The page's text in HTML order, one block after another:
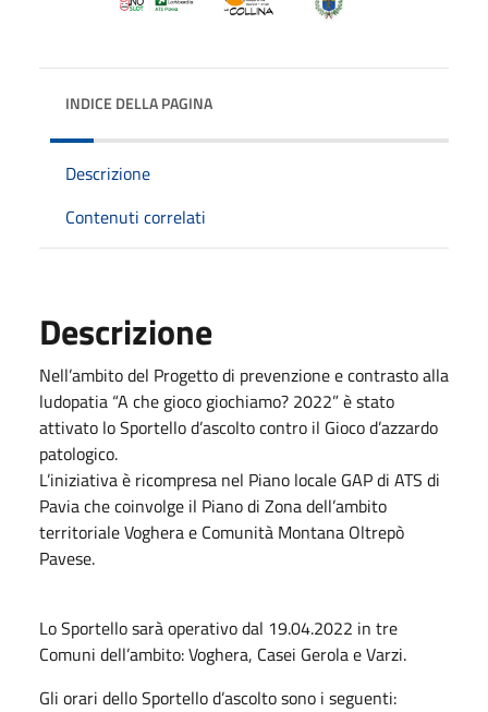
INDICE DELLA PAGINA
Descrizione
Contenuti correlati
Descrizione
Nell’ambito del Progetto di prevenzione e contrasto alla
ludopatia “A che gioco giochiamo? 2022” è stato
attivato lo Sportello d’ascolto contro il Gioco d’azzardo
patologico.
L’iniziativa è ricompresa nel Piano locale GAP di ATS di
Pavia che coinvolge il Piano di Zona dell’ambito
territoriale Voghera e Comunità Montana Oltrepò
Pavese.
Lo Sportello sarà operativo dal 19.04.2022 in tre
Comuni dell’ambito: Voghera, Casei Gerola e Varzi.
Gli orari dello Sportello d’ascolto sono i seguenti: